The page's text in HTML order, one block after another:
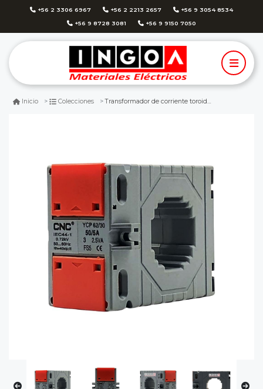
+56 2 3306 6967 +56 2 2213 2657 +56 9 3054 8534
+56 9 8728 3081 +56 9 9150 7050
Inicio Colecciones Transformador de corriente toroide 50/5a clase 3 cnc